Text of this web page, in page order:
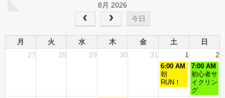
8月 2026
今日
月 火 水 木 金 土
日
27
28 29 30 31 1 2
6:00 AM
朝
RUN！
7:00 AM
初心者サ
イクリン
グ